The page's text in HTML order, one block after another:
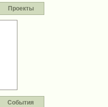
Проекты
События